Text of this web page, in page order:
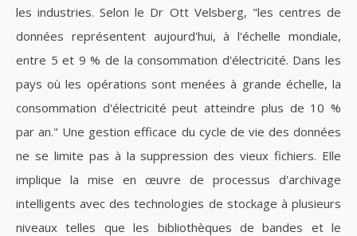
les industries. Selon le Dr Ott Velsberg, "les centres de
données représentent aujourd'hui, à l'échelle mondiale,
entre 5 et 9 % de la consommation d'électricité. Dans les
pays où les opérations sont menées à grande échelle, la
consommation d'électricité peut atteindre plus de 10 %
par an." Une gestion efficace du cycle de vie des données
ne se limite pas à la suppression des vieux fichiers. Elle
implique la mise en œuvre de processus d'archivage
intelligents avec des technologies de stockage à plusieurs
niveaux telles que les bibliothèques de bandes et le